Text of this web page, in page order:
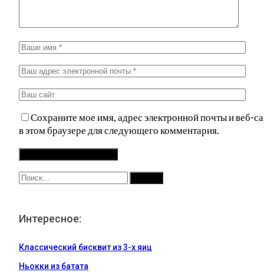
Сохраните мое имя, адрес электронной почты и веб-
в этом браузере для следующего комментария.
Интересное:
Классический бисквит из 3-х яиц
Ньокки из батата